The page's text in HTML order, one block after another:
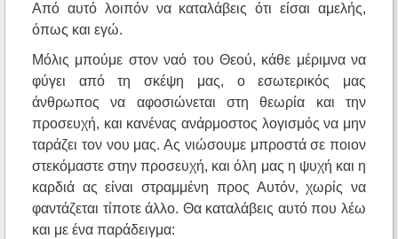
Από αυτό λοιπόν να καταλάβεις ότι είσαι αμελής,
όπως και εγώ.
Μόλις μπούμε στον ναό του Θεού, κάθε μέριμνα να
φύγει από τη σκέψη μας, ο εσωτερικός μας
άνθρωπος να αφοσιώνεται στη θεωρία και την
προσευχή, και κανένας ανάρμοστος λογισμός να μην
ταράζει τον νου μας. Ας νιώσουμε μπροστά σε ποιον
στεκόμαστε στην προσευχή, και όλη μας η ψυχή και η
καρδιά ας είναι στραμμένη προς Αυτόν, χωρίς να
φαντάζεται τίποτε άλλο. Θα καταλάβεις αυτό που λέω
και με ένα παράδειγμα: